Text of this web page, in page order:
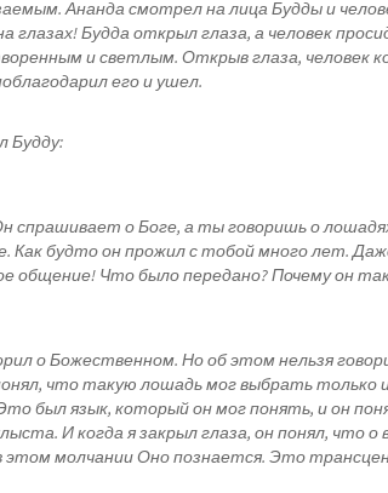
Ананда смотрел на лица Будды и
Будда открыл глаза, а человек
и светлым. Открыв глаза, человек
его и ушел.
Будду:
спрашивает о Боге, а ты говоришь о
Как будто он прожил с тобой много лет.
общение! Что было передано? Почему он
о Божественном. Но об этом нельзя
что такую лошадь мог выбрать
был язык, который он мог понять, и он
И когда я закрыл глаза, он понял, что о
этом молчании Оно познается. Это